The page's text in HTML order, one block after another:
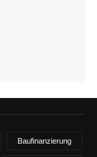
Baufinanzierung